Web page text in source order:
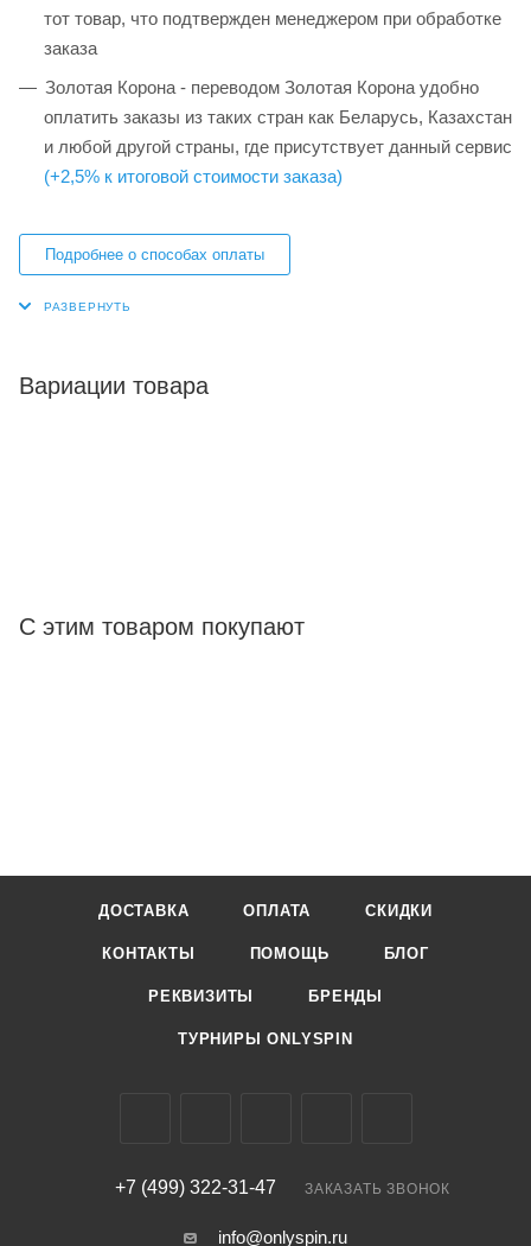
тот товар, что подтвержден менеджером при обработке
заказа
Золотая Корона - переводом Золотая Корона удобно
оплатить заказы из таких стран как Беларусь, Казахстан
и любой другой страны, где присутствует данный сервис
(+2,5% к итоговой стоимости заказа)
Подробнее о способах оплаты
Вариации товара
С этим товаром покупают
ДОСТАВКА ОПЛАТА СКИДКИ
КОНТАКТЫ ПОМОЩЬ БЛОГ
РЕКВИЗИТЫ БРЕНДЫ
ТУРНИРЫ ONLYSPIN
+7 (499) 322-31-47 ЗАКАЗАТЬ ЗВОНОК
info@onlyspin.ru